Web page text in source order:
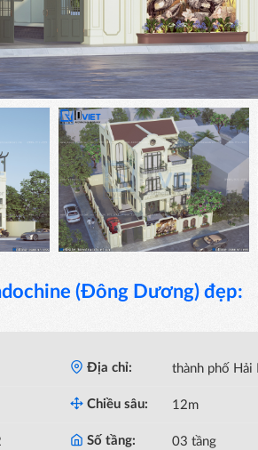
(Đông Dương) đẹp:
Địa chỉ: thành phố Hải
Chiều sâu: 12m
Số tầng: 03 tầng